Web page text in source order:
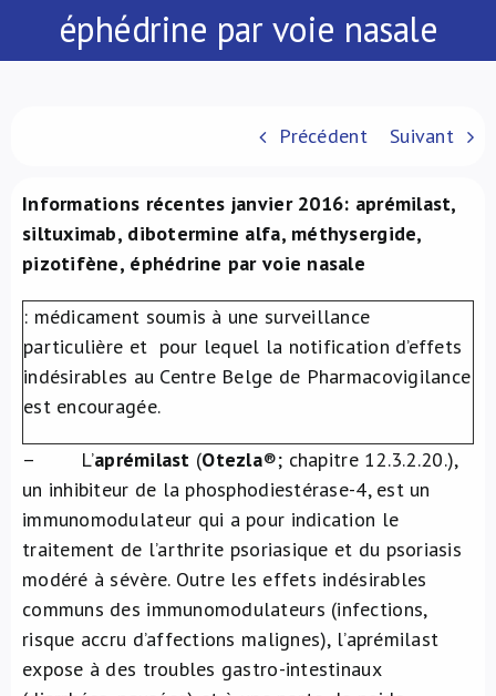
Contactéphédrine par voie nasale
Précédent Suivant
Informations récentes janvier 2016: aprémilast,
siltuximab, dibotermine alfa, méthysergide,
pizotifène, éphédrine par voie nasale
: médicament soumis à une surveillance
particulière et pour lequel la notification d’effets
indésirables au Centre Belge de Pharmacovigilance
est encouragée.
– L’aprémilast (Otezla®; chapitre 12.3.2.20.),
un inhibiteur de la phosphodiestérase-4, est un
immunomodulateur qui a pour indication le
traitement de l’arthrite psoriasique et du psoriasis
modéré à sévère. Outre les effets indésirables
communs des immunomodulateurs (infections,
risque accru d’affections malignes), l’aprémilast
expose à des troubles gastro-intestinaux